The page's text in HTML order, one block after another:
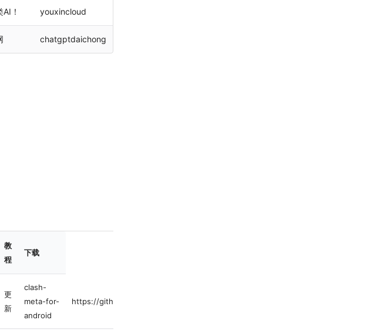
！ youxincloud
chatgptdaichong
教
程
下载
更
新
clash-
meta-for-
android
https://github.com/MetaCubeX/ClashMetaForAndroid/releases